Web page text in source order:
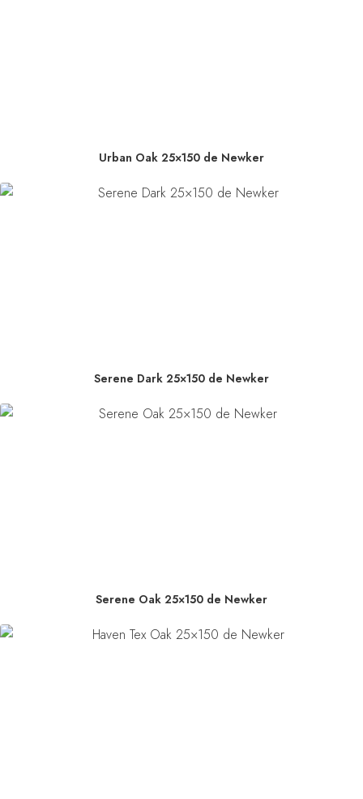
Urban Oak 25×150 de Newker
Serene Dark 25×150 de Newker
Serene Oak 25×150 de Newker